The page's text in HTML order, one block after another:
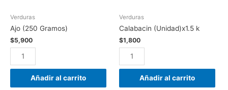
Verduras
Ajo (250 Gramos)
$5,900
Añadir al carrito
Verduras
Calabacin (Unidad)x1.5 k
$1,800
Añadir al carrito